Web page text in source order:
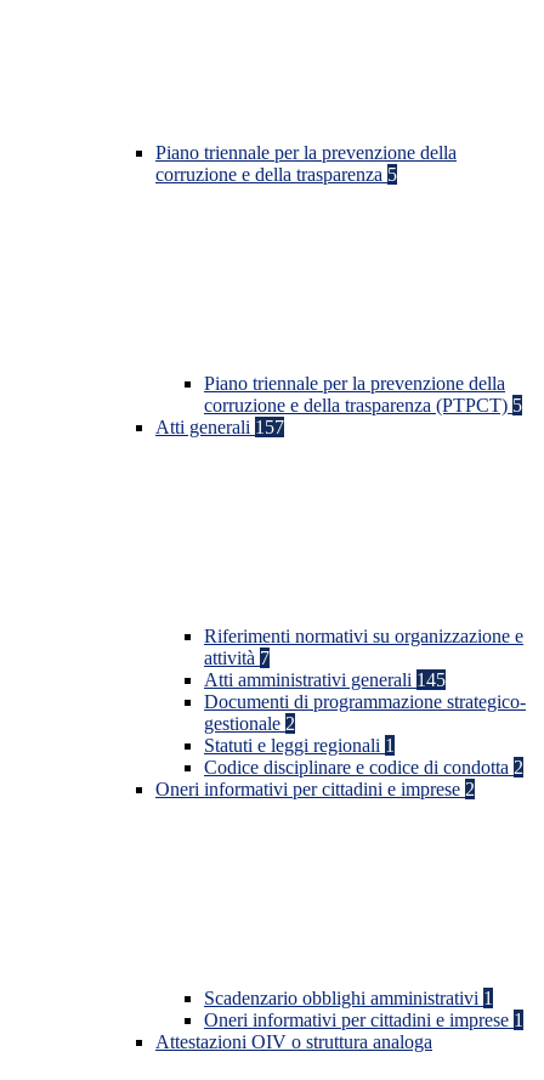
Piano triennale per la prevenzione della
corruzione e della trasparenza 5
Piano triennale per la prevenzione della
corruzione e della trasparenza (PTPCT) 5
Atti generali 157
Riferimenti normativi su organizzazione e
attività 7
Atti amministrativi generali 145
Documenti di programmazione strategico-
gestionale 2
Statuti e leggi regionali 1
Codice disciplinare e codice di condotta 2
Oneri informativi per cittadini e imprese 2
Scadenzario obblighi amministrativi 1
Oneri informativi per cittadini e imprese 1
Attestazioni OIV o struttura analoga